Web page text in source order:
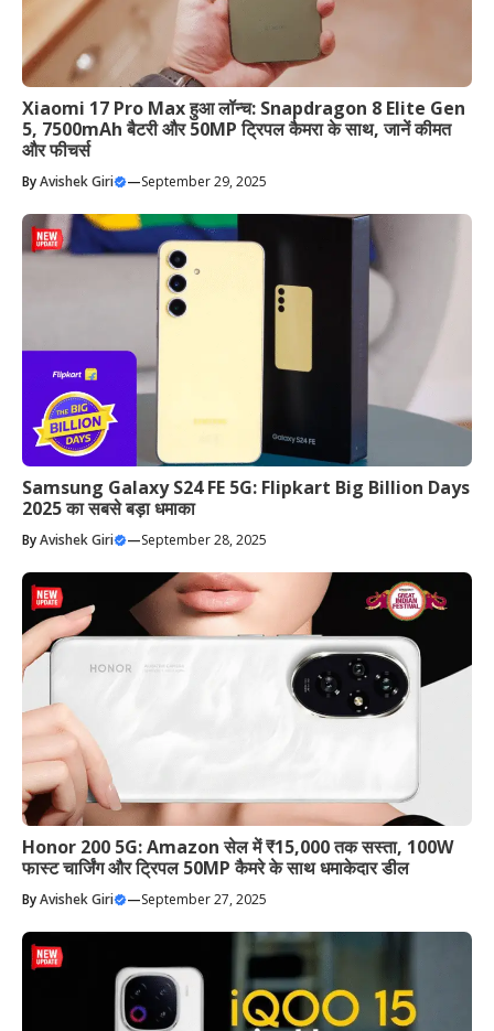
Xiaomi 17 Pro Max हुआ लॉन्च: Snapdragon 8 Elite Gen
5, 7500mAh बैटरी और 50MP ट्रिपल कैमरा के साथ, जानें कीमत
और फीचर्स
ByAvishek Giri —September 29, 2025
Samsung Galaxy S24 FE 5G: Flipkart Big Billion Days
2025 का सबसे बड़ा धमाका
ByAvishek Giri —September 28, 2025
Honor 200 5G: Amazon सेल में ₹15,000 तक सस्ता, 100W
फास्ट चार्जिंग और ट्रिपल 50MP कैमरे के साथ धमाकेदार डील
ByAvishek Giri —September 27, 2025